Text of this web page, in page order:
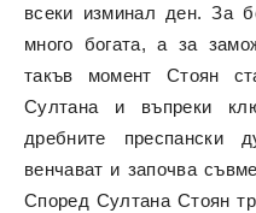
всеки изминал ден. За
много богата, а за
такъв момент Стоян
Султана и въпреки
дребните преспански
венчават и започва
Според Султана Стоян